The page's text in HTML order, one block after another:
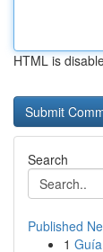
HTML is
Search
Published
1